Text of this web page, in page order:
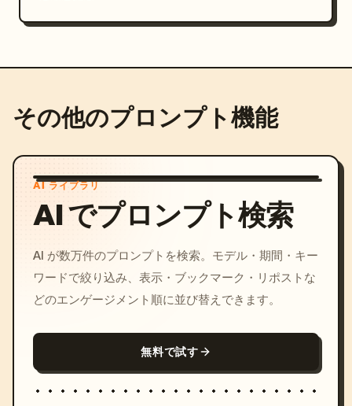
その他のプロンプト機能
AI ライブラリ
AI でプロンプト検索
AI が数万件のプロンプトを検索。モデル・期間・キー
ワードで絞り込み、表示・ブックマーク・リポストな
どのエンゲージメント順に並び替えできます。
無料で試す